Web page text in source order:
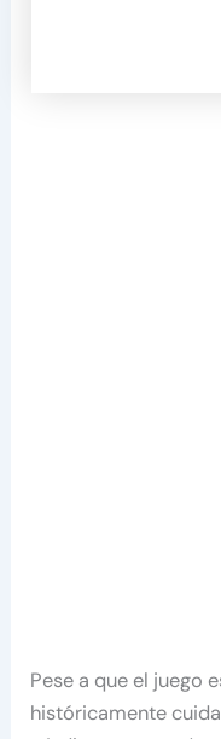
Pese a que el juego
históricamente